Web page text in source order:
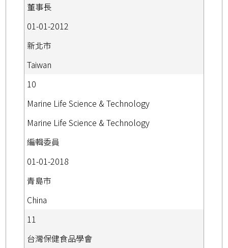
董事長
01-01-2012
新北市
Taiwan
10
Marine Life Science & Technology
Marine Life Science & Technology
編輯委員
01-01-2018
青島市
China
11
台灣保健食品學會